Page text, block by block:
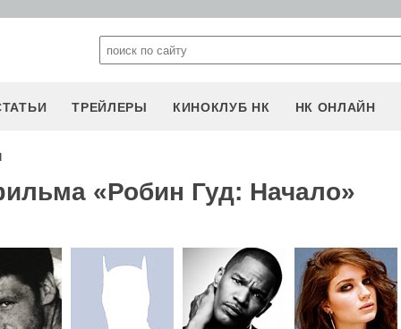
ТРЕЙЛЕРЫ КИНОКЛУБ НК НК ОНЛАЙН
«Робин Гуд: Начало»